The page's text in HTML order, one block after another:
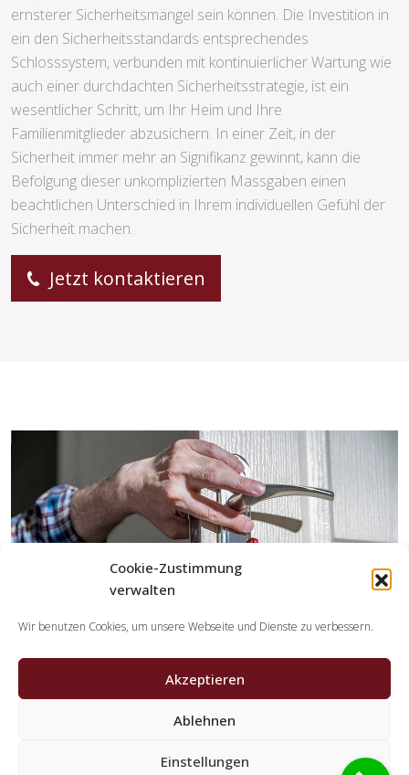
Cookie-Zustimmung
verwalten
Wir benutzen Cookies, um unsere Webseite und Dienste zu verbessern.
Akzeptieren
Ablehnen
Einstellungen
ernsterer Sicherheitsmängel sein können. Die Investition in
ein den Sicherheitsstandards entsprechendes
Schlosssystem, verbunden mit kontinuierlicher Wartung wie
auch einer durchdachten Sicherheitsstrategie, ist ein
wesentlicher Schritt, um Ihr Heim und Ihre
Familienmitglieder abzusichern. In einer Zeit, in der
Sicherheit immer mehr an Signifikanz gewinnt, kann die
Befolgung dieser unkomplizierten Massgaben einen
beachtlichen Unterschied in Ihrem individuellen Gefühl der
Sicherheit machen.
Jetzt kontaktieren
Welche Aufgaben erledigen die Partner der